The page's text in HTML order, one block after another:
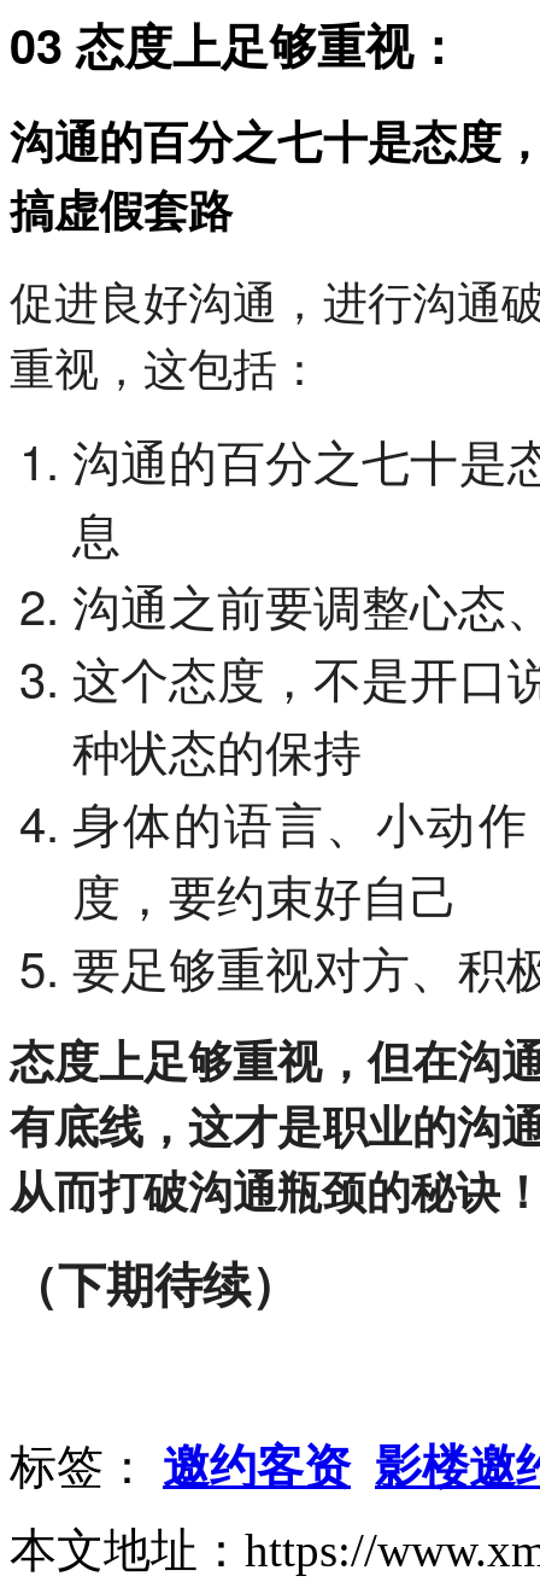
03 态度上足够重视：
沟通的百分之七十是态度
搞虚假套路
促进良好沟通，进行沟通
重视，这包括：
沟通的百分之七十是
息
沟通之前要调整心态
这个态度，不是开口
种状态的保持
身体的语言、小动
度，要约束好自己
要足够重视对方、积
态度上足够重视，但在沟
有底线，这才是职业的沟
从而打破沟通瓶颈的秘诀
（下期待续）
标签： 邀约客资 影楼邀
本文地址：https://